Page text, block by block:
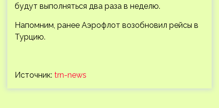
будут выполняться два раза в неделю.
Напомним, ранее Аэрофлот возобновил рейсы в
Турцию.
Источник: trn-news